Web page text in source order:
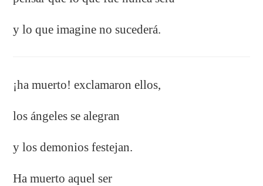
y lo que imagine no sucederá.
¡ha muerto! exclamaron ellos,
los ángeles se alegran
y los demonios festejan.
Ha muerto aquel ser